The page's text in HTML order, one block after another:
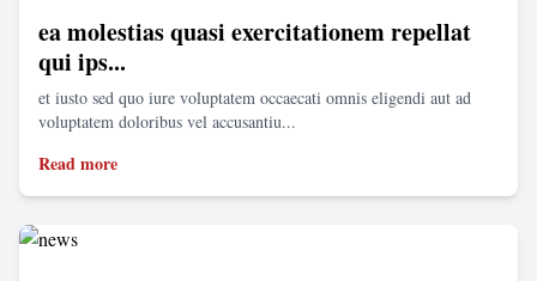
ea molestias quasi exercitationem repellat
qui ips...
et iusto sed quo iure voluptatem occaecati omnis eligendi aut ad
voluptatem doloribus vel accusantiu...
Read more